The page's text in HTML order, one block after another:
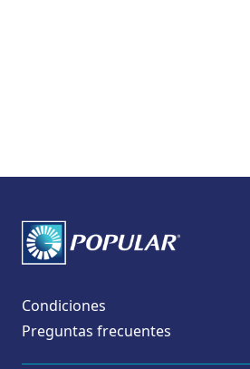
Condiciones
Preguntas frecuentes